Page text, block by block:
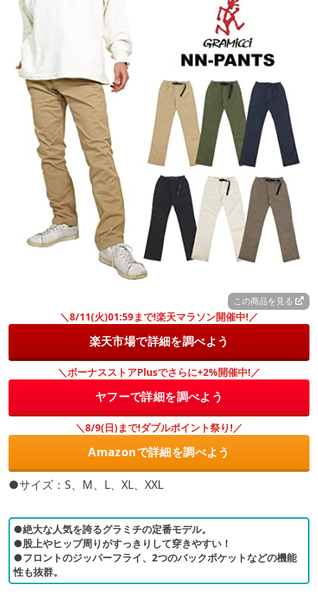
この商品を見る
＼8/11(火)01:59まで!楽天マラソン開催中!／
楽天市場で詳細を調べよう
＼ボーナスストアPlusでさらに+2%開催中!／
ヤフーで詳細を調べよう
＼8/9(日)まで!ダブルポイント祭り!／
Amazonで詳細を調べよう
●サイズ：S、M、L、XL、XXL
●絶大な人気を誇るグラミチの定番モデル。
●股上やヒップ周りがすっきりして穿きやすい！
●フロントのジッパーフライ、2つのバックポケットなどの機能
性も抜群。